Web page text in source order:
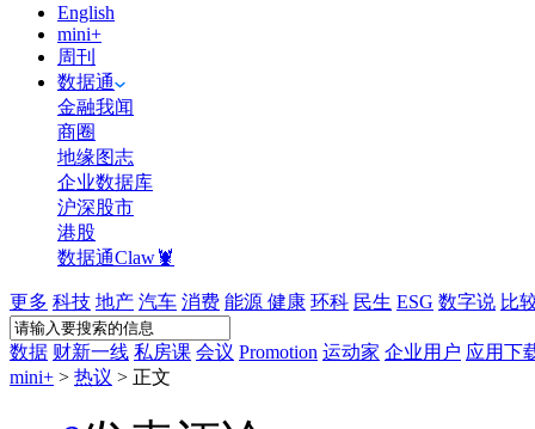
English
mini+
周刊
数据通
金融我闻
商圈
地缘图志
企业数据库
沪深股市
港股
数据通Claw🦞
更多 科技 地产 汽车 消费 能源 健康 环科 民生 ESG 数字说 比
数据 财新一线 私房课 会议 Promotion 运动家 企业用户 应用下
mini+ > 热议 > 正文